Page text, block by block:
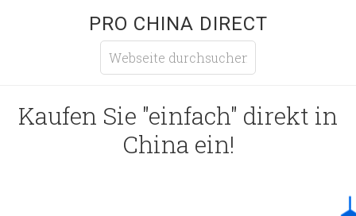
PRO CHINA DIRECT
Kaufen Sie "einfach" direkt in
China ein!